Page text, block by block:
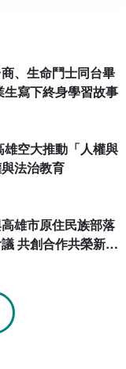
、生命鬥士同台畢
寫下終身學習故事
空大推動「人權與
法治教育
雄市原住民族部落
共創合作共榮新篇